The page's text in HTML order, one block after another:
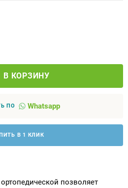
В КОРЗИНУ
ПО Whatsapp
В 1 КЛИК
позволяет
для
подушки
Оборудование